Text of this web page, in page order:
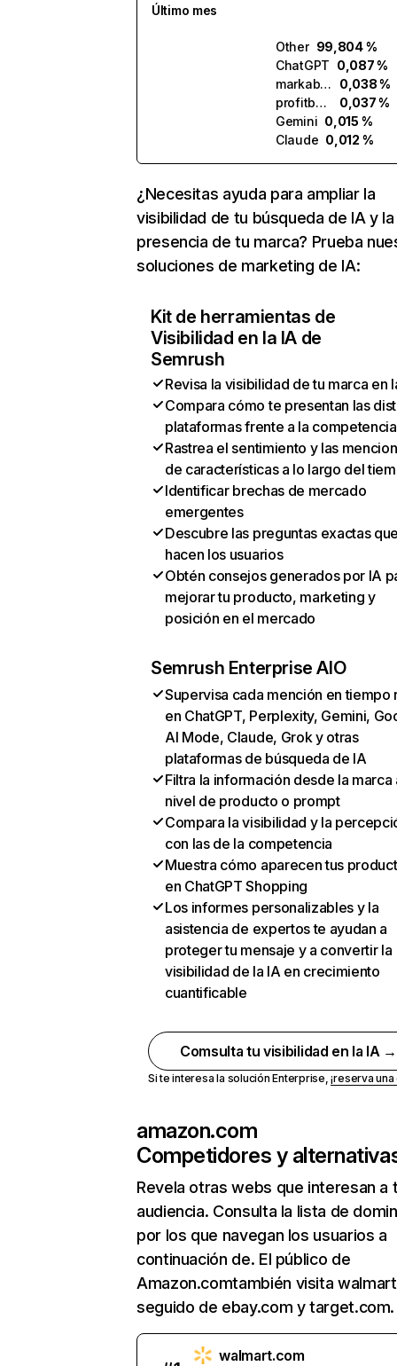
Último mes
Other 99,804 %
ChatGPT 0,087 %
markable.ai
0,038 %
profitbuddy.ai
0,037 %
Gemini 0,015 %
Claude 0,012 %
¿Necesitas ayuda para ampliar la
visibilidad de tu búsqueda de IA y la
presencia de tu marca? Prueba
soluciones de marketing de IA:
Kit de herramientas de
Visibilidad en la IA de
Semrush
Revisa la visibilidad de tu marca en
Compara cómo te presentan las
plataformas frente a la competencia
Rastrea el sentimiento y las
de características a lo largo del
Identificar brechas de mercado
emergentes
Descubre las preguntas exactas
hacen los usuarios
Obtén consejos generados por IA
mejorar tu producto, marketing y
posición en el mercado
Semrush Enterprise AIO
Supervisa cada mención en tiempo
en ChatGPT, Perplexity, Gemini,
AI Mode, Claude, Grok y otras
plataformas de búsqueda de IA
Filtra la información desde la marca
nivel de producto o prompt
Compara la visibilidad y la
con las de la competencia
Muestra cómo aparecen tus
en ChatGPT Shopping
Los informes personalizables y la
asistencia de expertos te ayudan a
proteger tu mensaje y a convertir la
visibilidad de la IA en crecimiento
cuantificable
Comsulta tu visibilidad en la IA →
Si te interesa la solución Enterprise,¡reserva
amazon.com
Competidores y
Revela otras webs que interesan a
audiencia. Consulta la lista de
por los que navegan los usuarios a
continuación de. El público de
Amazon.comtambién visita
seguido de ebay.com y target.com.
walmart.com